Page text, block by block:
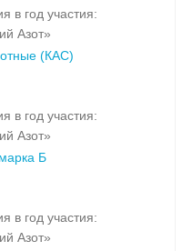
в год участия:
Азот»
(КАС)
в год участия:
Азот»
Б
в год участия:
Азот»